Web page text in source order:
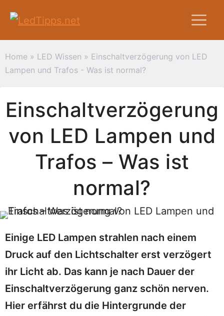
Inhalt
springen
Home » LED Wissen » Einschaltverzögerung von LED
Lampen und Trafos - Was ist normal?
Einschaltverzögerung
von LED Lampen und
Trafos – Was ist
normal?
Einige LED Lampen strahlen nach einem
Druck auf den Lichtschalter erst verzögert
ihr Licht ab. Das kann je nach Dauer der
Einschaltverzögerung ganz schön nerven.
Hier erfährst du die Hintergrunde der